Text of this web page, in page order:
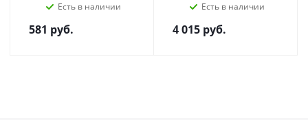
Есть в наличии
581 руб.
доски или каяка,
размер XL/XXL
Есть в наличии
4 015 руб.